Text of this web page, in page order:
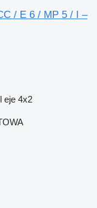
/ E 6 / MP 5 / I –
eje 4x2